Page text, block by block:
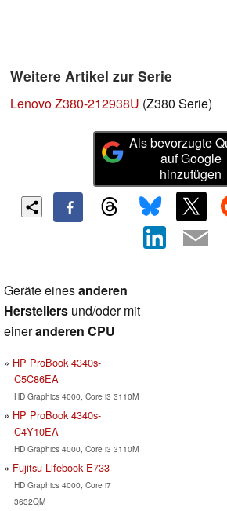
Weitere Artikel zur Serie
Lenovo Z380-212938U (Z380 Serie)
Als bevorzugte
auf Google
hinzufügen
Geräte einesanderen
Herstellers und/oder mit
eineranderen CPU
HP ProBook 4340s-
C5C86EA
HD Graphics 4000, Core i3 3110M
HP ProBook 4340s-
C4Y10EA
HD Graphics 4000, Core i3 3110M
Fujitsu Lifebook E733
HD Graphics 4000, Core i7
3632QM